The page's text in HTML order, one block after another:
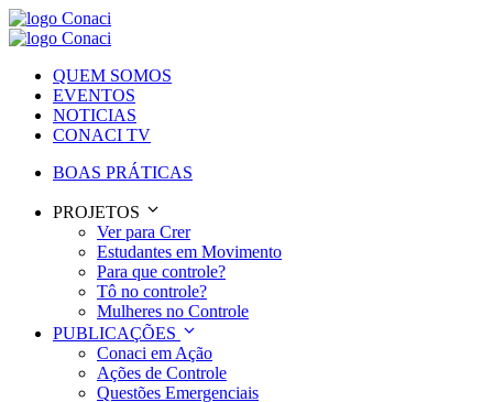
QUEM SOMOS
EVENTOS
NOTICIAS
CONACI TV
BOAS PRÁTICAS
PROJETOS
Ver para Crer
Estudantes em Movimento
Para que controle?
Tô no controle?
Mulheres no Controle
PUBLICAÇÕES
Conaci em Ação
Ações de Controle
Questões Emergenciais